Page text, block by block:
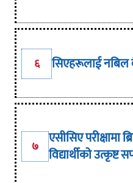
६ सिएहरूलाई नबिल
७ एसीसिए
विद्यार्थीको